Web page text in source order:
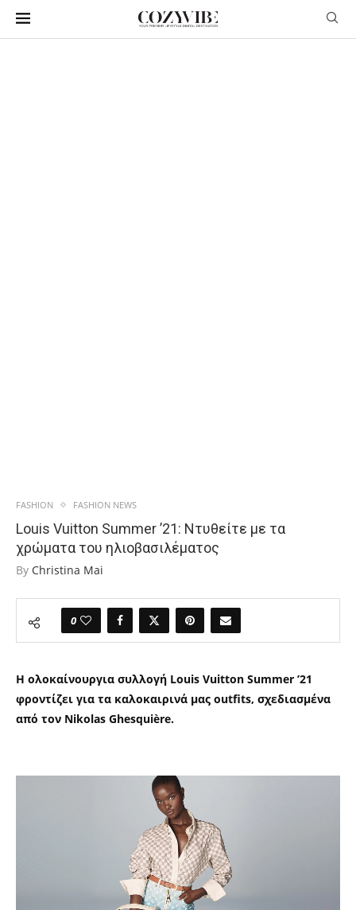
FASHION FASHION NEWS
Louis Vuitton Summer ’21: Ντυθείτε με τα
χρώματα του ηλιοβασιλέματος
By Christina Mai
0
Η ολοκαίνουργια συλλογή Louis Vuitton Summer ’21
φροντίζει για τα καλοκαιρινά μας outfits, σχεδιασμένα
από τον Nikolas Ghesquière.